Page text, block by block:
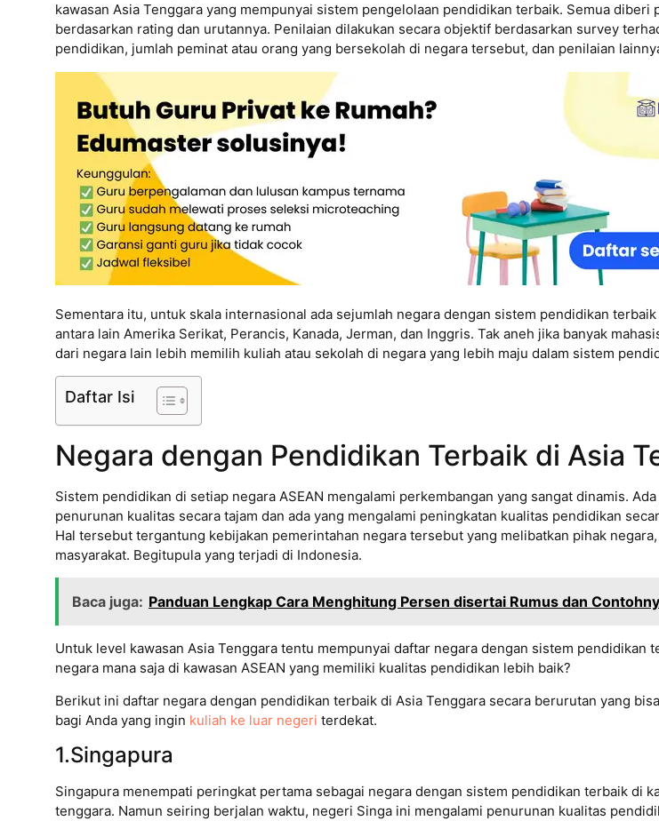
kawasan Asia Tenggara yang mempunyai sistem pengelolaan pendidikan terbaik. Semua diberi
berdasarkan rating dan urutannya. Penilaian dilakukan secara objektif berdasarkan survey
pendidikan, jumlah peminat atau orang yang bersekolah di negara tersebut, dan penilaian
Sementara itu, untuk skala internasional ada sejumlah negara dengan sistem pendidikan
antara lain Amerika Serikat, Perancis, Kanada, Jerman, dan Inggris. Tak aneh jika banyak
dari negara lain lebih memilih kuliah atau sekolah di negara yang lebih maju dalam sistem
Daftar Isi
Negara dengan Pendidikan Terbaik di Asia
Sistem pendidikan di setiap negara ASEAN mengalami perkembangan yang sangat dinamis.
penurunan kualitas secara tajam dan ada yang mengalami peningkatan kualitas pendidikan
Hal tersebut tergantung kebijakan pemerintahan negara tersebut yang melibatkan pihak
masyarakat. Begitupula yang terjadi di Indonesia.
Baca juga: Panduan Lengkap Cara Menghitung Persen disertai Rumus dan
Untuk level kawasan Asia Tenggara tentu mempunyai daftar negara dengan sistem pendidikan
negara mana saja di kawasan ASEAN yang memiliki kualitas pendidikan lebih baik?
Berikut ini daftar negara dengan pendidikan terbaik di Asia Tenggara secara berurutan yang
bagi Anda yang ingin kuliah ke luar negeri terdekat.
1.Singapura
Singapura menempati peringkat pertama sebagai negara dengan sistem pendidikan terbaik di
tenggara. Namun seiring berjalan waktu, negeri Singa ini mengalami penurunan kualitas